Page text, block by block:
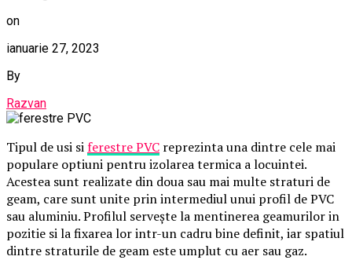
on
ianuarie 27, 2023
By
Razvan
Tipul de usi siferestre PVC reprezinta una dintre cele mai
populare optiuni pentru izolarea termica a locuintei.
Acestea sunt realizate din doua sau mai multe straturi de
geam, care sunt unite prin intermediul unui profil de PVC
sau aluminiu. Profilul servește la mentinerea geamurilor in
pozitie si la fixarea lor intr-un cadru bine definit, iar spatiul
dintre straturile de geam este umplut cu aer sau gaz.